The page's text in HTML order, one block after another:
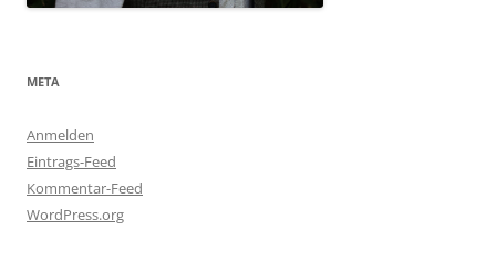
META
Anmelden
Eintrags-Feed
Kommentar-Feed
WordPress.org